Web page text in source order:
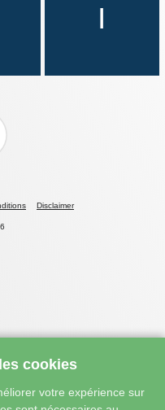
I
Disclaimer
cookies
votre expérience sur